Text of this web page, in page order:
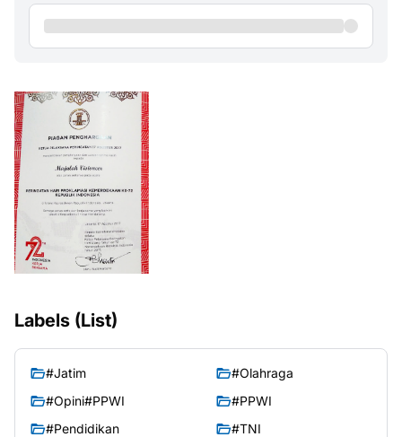
Labels (List)
#Jatim
#Olahraga
#Opini#PPWI
#PPWI
#Pendidikan
#TNI